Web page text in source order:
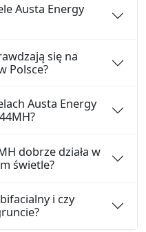
Austa Energy
się na
Polsce?
Austa Energy
dobrze działa w
świetle?
i czy